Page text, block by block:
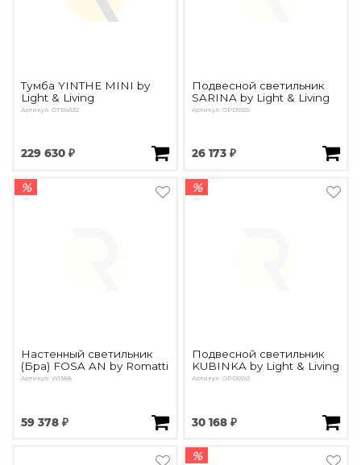
Тумба YINTHE MINI by
Light & Living
Артикул: OTB4532
229 630 ₽
Подвесной светильник
SARINA by Light & Living
Артикул: OPD5655
26 173 ₽
%
Настенный светильник
(Бра) FOSA AN by Romatti
Артикул: W1388
59 378 ₽
%
Подвесной светильник
KUBINKA by Light & Living
Артикул: OPD5692
30 168 ₽
%